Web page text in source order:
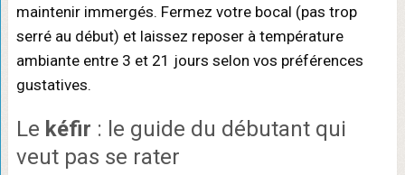
maintenir immergés. Fermez votre bocal (pas trop
serré au début) et laissez reposer à température
ambiante entre 3 et 21 jours selon vos préférences
gustatives.
Le kéfir : le guide du débutant qui
veut pas se rater